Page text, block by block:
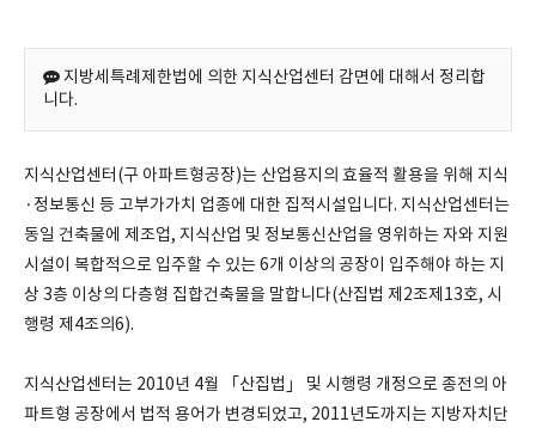
지방세특례제한법에 의한 지식산업센터 감면에 대해서 정리합
니다.
지식산업센터(구 아파트형공장)는 산업용지의 효율적 활용을 위해 지식
·정보통신 등 고부가가치 업종에 대한 집적시설입니다. 지식산업센터는
동일 건축물에 제조업, 지식산업 및 정보통신산업을 영위하는 자와 지원
시설이 복합적으로 입주할 수 있는 6개 이상의 공장이 입주해야 하는 지
상 3층 이상의 다층형 집합건축물을 말합니다(산집법 제2조제13호, 시
행령 제4조의6).
지식산업센터는 2010년 4월 「산집법」 및 시행령 개정으로 종전의 아
파트형 공장에서 법적 용어가 변경되었고, 2011년도까지는 지방자치단